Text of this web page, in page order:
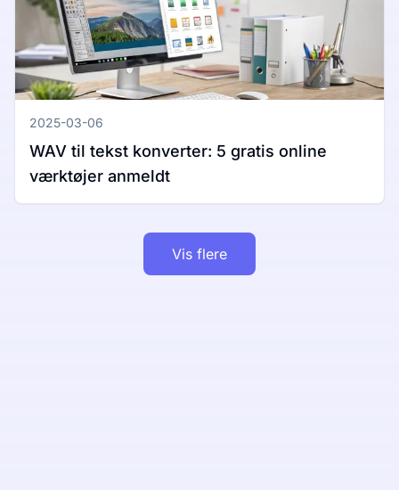
2025-03-06
WAV til tekst konverter: 5 gratis online
værktøjer anmeldt
Vis flere